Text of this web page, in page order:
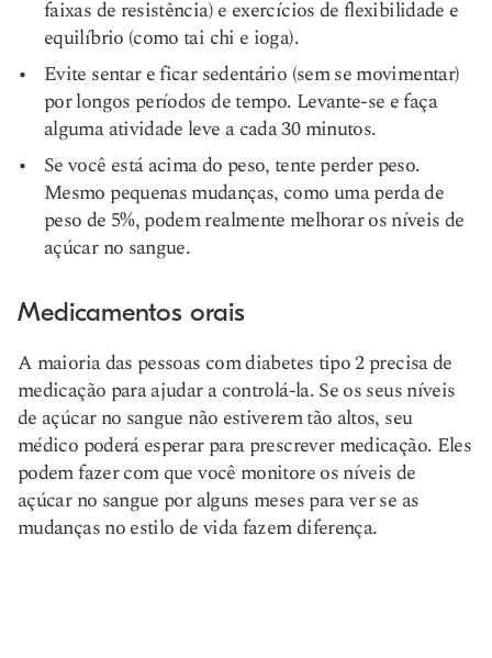
faixas de resistência) e exercícios de flexibilidade e
equilíbrio (como tai chi e ioga).
Evite sentar e ficar sedentário (sem se movimentar)
por longos períodos de tempo. Levante-se e faça
alguma atividade leve a cada 30 minutos.
Se você está acima do peso, tente perder peso.
Mesmo pequenas mudanças, como uma perda de
peso de 5%, podem realmente melhorar os níveis de
açúcar no sangue.
Medicamentos orais
A maioria das pessoas com diabetes tipo 2 precisa de
medicação para ajudar a controlá-la. Se os seus níveis
de açúcar no sangue não estiverem tão altos, seu
médico poderá esperar para prescrever medicação. Eles
podem fazer com que você monitore os níveis de
açúcar no sangue por alguns meses para ver se as
mudanças no estilo de vida fazem diferença.